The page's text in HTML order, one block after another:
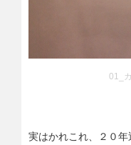
01_
実はかれこれ、２０年